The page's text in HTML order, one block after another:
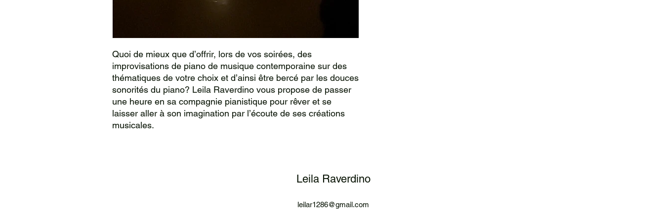
Quoi de mieux que d’offrir, lors de vos soirées, des
improvisations de piano de musique contemporaine sur des
thématiques de votre choix et d’ainsi être bercé par les douces
sonorités du piano? Leila Raverdino vous propose de passer
une heure en sa compagnie pianistique pour rêver et se
laisser aller à son imagination par l’écoute de ses créations
musicales.
Leila Raverdino
leilar1286@gmail.com